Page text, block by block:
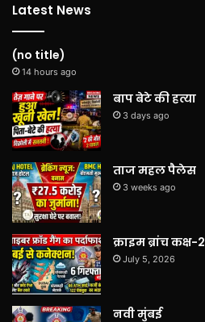
Latest News
(no title)
14 hours ago
बाप बेटे की हत्या
3 days ago
ताज महल पैलेस
3 weeks ago
क्राइम ब्रांच कक्ष-2
July 5, 2026
नवी मुंबई